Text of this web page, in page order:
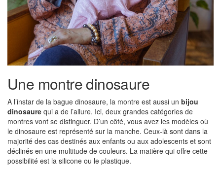
Une montre dinosaure
A l’instar de la bague dinosaure, la montre est aussi un bijou
dinosaure qui a de l’allure. Ici, deux grandes catégories de
montres vont se distinguer. D’un côté, vous avez les modèles où
le dinosaure est représenté sur la manche. Ceux-là sont dans la
majorité des cas destinés aux enfants ou aux adolescents et sont
déclinés en une multitude de couleurs. La matière qui offre cette
possibilité est la silicone ou le plastique.